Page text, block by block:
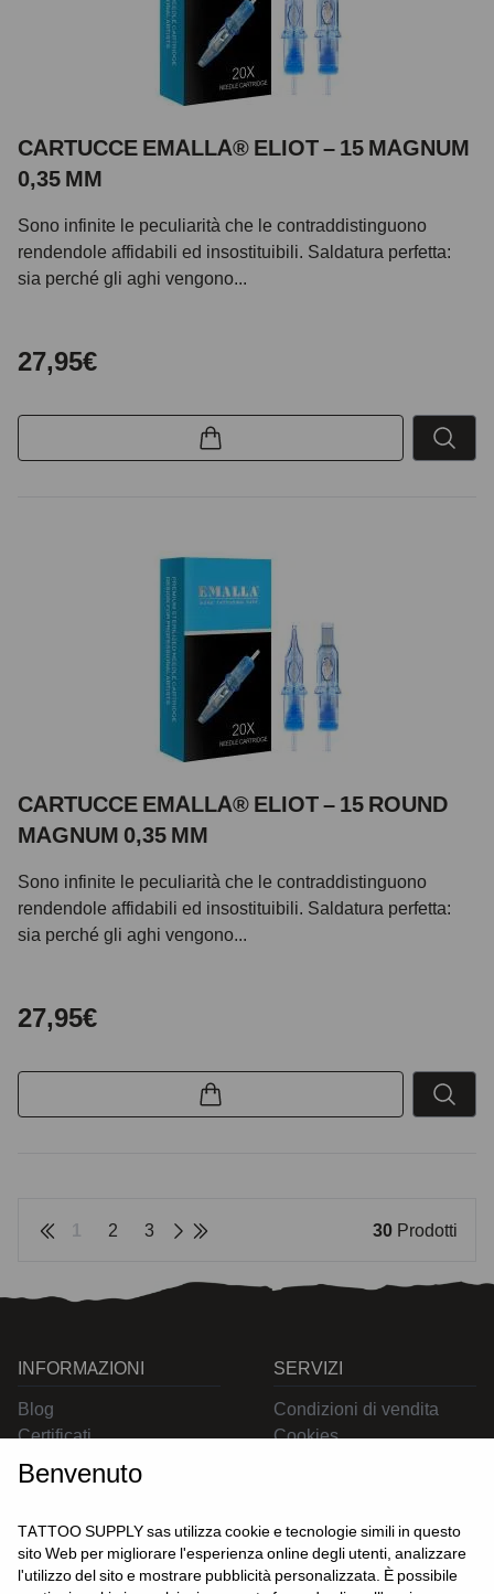
CARTUCCE EMALLA® ELIOT – 15 MAGNUM
0,35 MM
Sono infinite le peculiarità che le contraddistinguono
rendendole affidabili ed insostituibili. Saldatura perfetta:
sia perché gli aghi vengono...
27,95€
CARTUCCE EMALLA® ELIOT – 15 ROUND
MAGNUM 0,35 MM
Sono infinite le peculiarità che le contraddistinguono
rendendole affidabili ed insostituibili. Saldatura perfetta:
sia perché gli aghi vengono...
27,95€
1 2 3 30 Prodotti
INFORMAZIONI
Blog
Certificati
Contatti
SERVIZI
Condizioni di vendita
Cookies
Benvenuto
TATTOO SUPPLY sas utilizza cookie e tecnologie simili in questo
sito Web per migliorare l'esperienza online degli utenti, analizzare
l'utilizzo del sito e mostrare pubblicità personalizzata. È possibile